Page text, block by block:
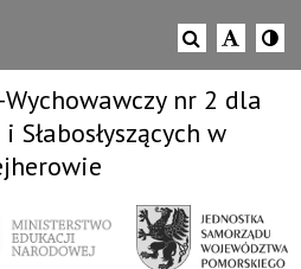
nr 2 dla
Słabosłyszących w